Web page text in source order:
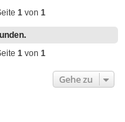
1von 1
1von 1
Gehe zu